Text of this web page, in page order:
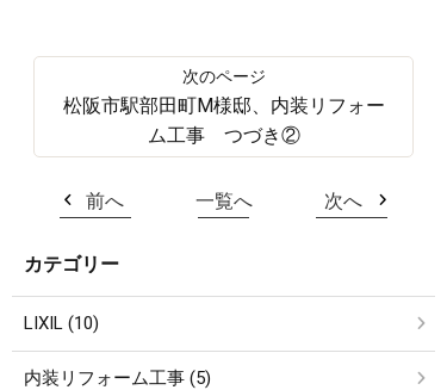
松阪市駅部田町M様邸、内装リフォー
ム工事 つづき②
前へ 一覧へ 次へ
カテゴリー
LIXIL (10)
内装リフォーム工事 (5)